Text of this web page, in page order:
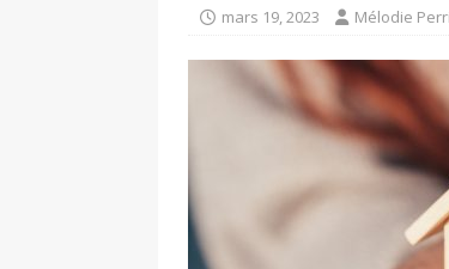
mars 19, 2023 Mélodie